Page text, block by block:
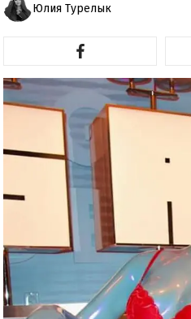
Юлия Турелык